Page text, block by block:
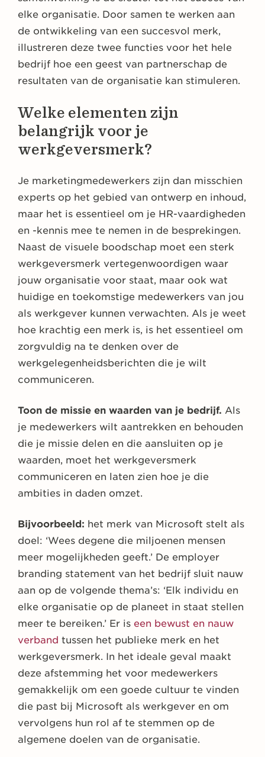
elke organisatie. Door samen te werken aan
de ontwikkeling van een succesvol merk,
illustreren deze twee functies voor het hele
bedrijf hoe een geest van partnerschap de
resultaten van de organisatie kan stimuleren.
Welke elementen zijn
belangrijk voor je
werkgeversmerk?
Je marketingmedewerkers zijn dan misschien
experts op het gebied van ontwerp en inhoud,
maar het is essentieel om je HR-vaardigheden
en -kennis mee te nemen in de besprekingen.
Naast de visuele boodschap moet een sterk
werkgeversmerk vertegenwoordigen waar
jouw organisatie voor staat, maar ook wat
huidige en toekomstige medewerkers van jou
als werkgever kunnen verwachten. Als je weet
hoe krachtig een merk is, is het essentieel om
zorgvuldig na te denken over de
werkgelegenheidsberichten die je wilt
communiceren.
Toon de missie en waarden van je bedrijf. Als
je medewerkers wilt aantrekken en behouden
die je missie delen en die aansluiten op je
waarden, moet het werkgeversmerk
communiceren en laten zien hoe je die
ambities in daden omzet.
Bijvoorbeeld: het merk van Microsoft stelt als
doel: ‘Wees degene die miljoenen mensen
meer mogelijkheden geeft.’ De employer
branding statement van het bedrijf sluit nauw
aan op de volgende thema’s: ‘Elk individu en
elke organisatie op de planeet in staat stellen
meer te bereiken.’ Er is een bewust en nauw
verband tussen het publieke merk en het
werkgeversmerk. In het ideale geval maakt
deze afstemming het voor medewerkers
gemakkelijk om een goede cultuur te vinden
die past bij Microsoft als werkgever en om
vervolgens hun rol af te stemmen op de
algemene doelen van de organisatie.